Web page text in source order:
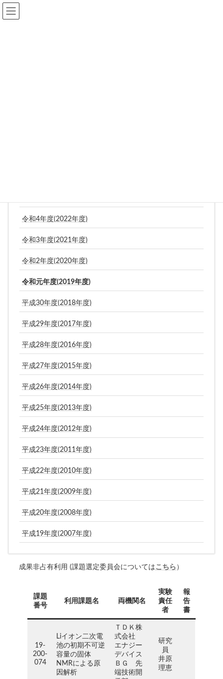
コ
ン
ナ
ビ
令和4年度(2022年度)
令和3年度(2021年度)
令和2年度(2020年度)
令和元年度(2019年度)
平成30年度(2018年度)
平成29年度(2017年度)
平成28年度(2016年度)
平成27年度(2015年度)
平成26年度(2014年度)
平成25年度(2013年度)
平成24年度(2012年度)
平成23年度(2011年度)
平成22年度(2010年度)
平成21年度(2009年度)
平成20年度(2008年度)
平成19年度(2007年度)
成果非占有利用 (課題選定委員会についてはこちら ）
課題
番号
利用課題名 両機関名
実験
責任
者
報
告
書
19-
200-
074
Liイオン二次電
池の初期不可逆
容量の固体
NMRによる原
因解析
ＴＤＫ株
式会社
エナジー
デバイス
ＢＧ 先
端技術開
研究
員
井原
理恵